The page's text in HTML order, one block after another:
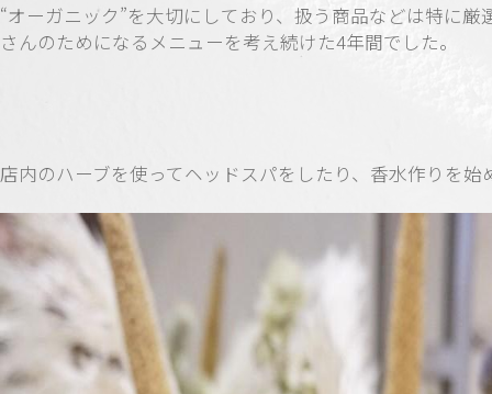
“オーガニック”を大切にしており、扱う商品などは特に厳
さんのためになるメニューを考え続けた4年間でした。
店内のハーブを使ってヘッドスパをしたり、香水作りを始